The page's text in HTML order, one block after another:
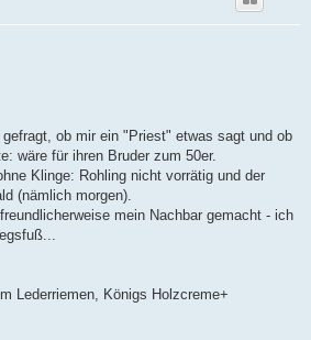
ob mir ein "Priest" etwas sagt und ob
wäre für ihren Bruder zum 50er.
Klinge: Rohling nicht vorrätig und der
(nämlich morgen).
mein Nachbar gemacht - ich
Lederriemen, Königs Holzcreme+